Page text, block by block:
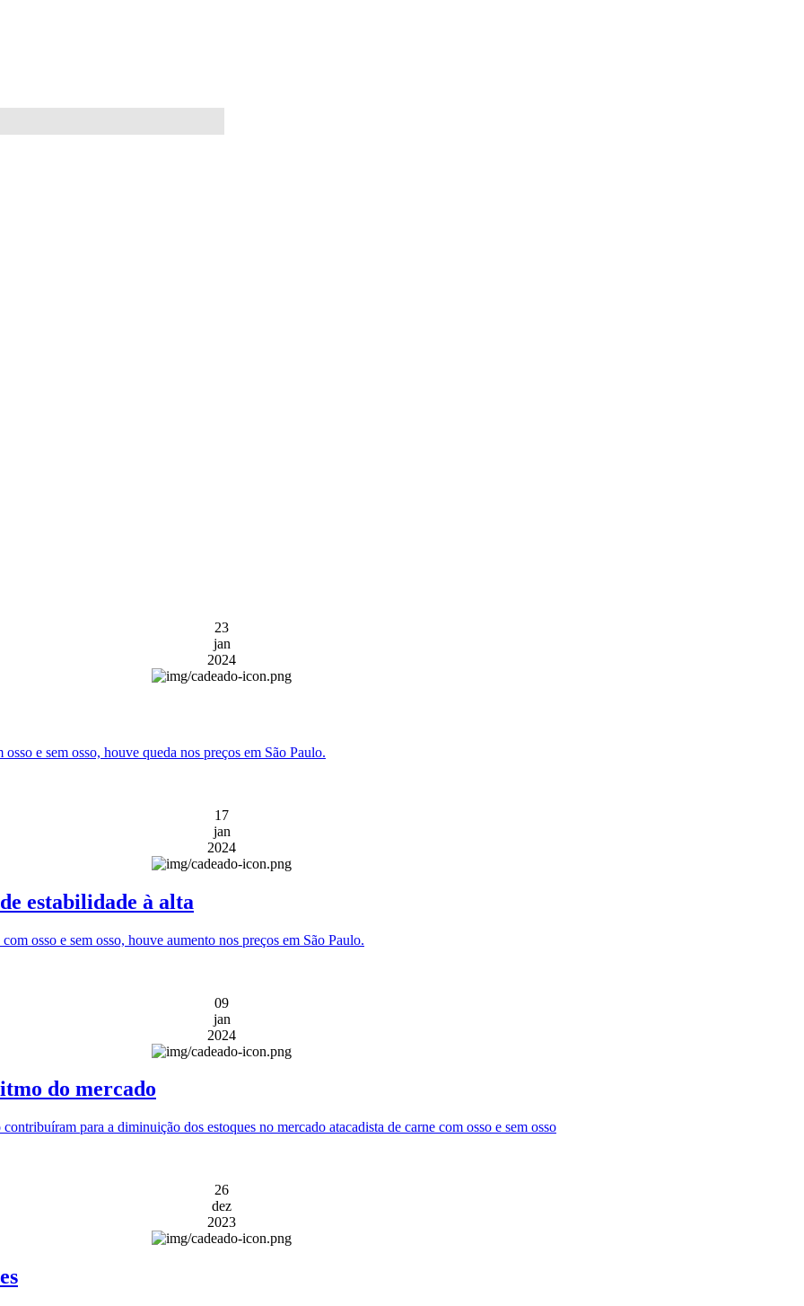
23
jan
2024
e sem osso, houve queda nos preços em São Paulo.
17
jan
2024
estabilidade à alta
osso e sem osso, houve aumento nos preços em São Paulo.
09
jan
2024
do mercado
para a diminuição dos estoques no mercado atacadista de carne com osso e sem osso
26
dez
2023